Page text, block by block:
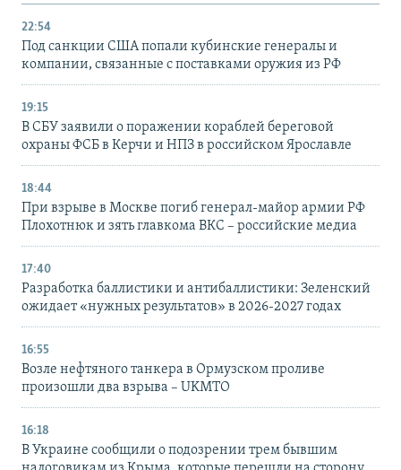
22:54
Под санкции США попали кубинские генералы и
компании, связанные с поставками оружия из РФ
19:15
В СБУ заявили о поражении кораблей береговой
охраны ФСБ в Керчи и НПЗ в российском Ярославле
18:44
При взрыве в Москве погиб генерал-майор армии РФ
Плохотнюк и зять главкома ВКС – российские медиа
17:40
Разработка баллистики и антибаллистики: Зеленский
ожидает «нужных результатов» в 2026-2027 годах
16:55
Возле нефтяного танкера в Ормузском проливе
произошли два взрыва – UKMTO
16:18
В Украине сообщили о подозрении трем бывшим